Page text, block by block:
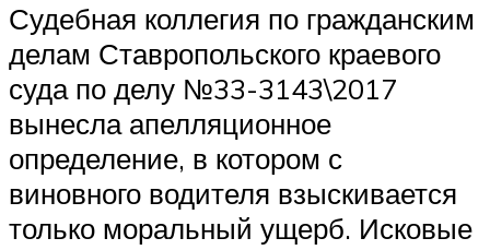
Судебная коллегия по гражданским
делам Ставропольского краевого
суда по делу №33-3143\2017
вынесла апелляционное
определение, в котором с
виновного водителя взыскивается
только моральный ущерб. Исковые